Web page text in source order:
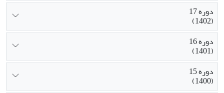
دوره 17
(1402)
دوره 16
(1401)
دوره 15
(1400)